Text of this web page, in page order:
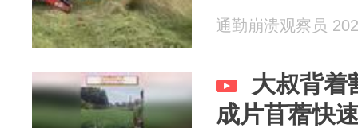
通勤崩溃观察员
大叔背着
成片苜蓿快